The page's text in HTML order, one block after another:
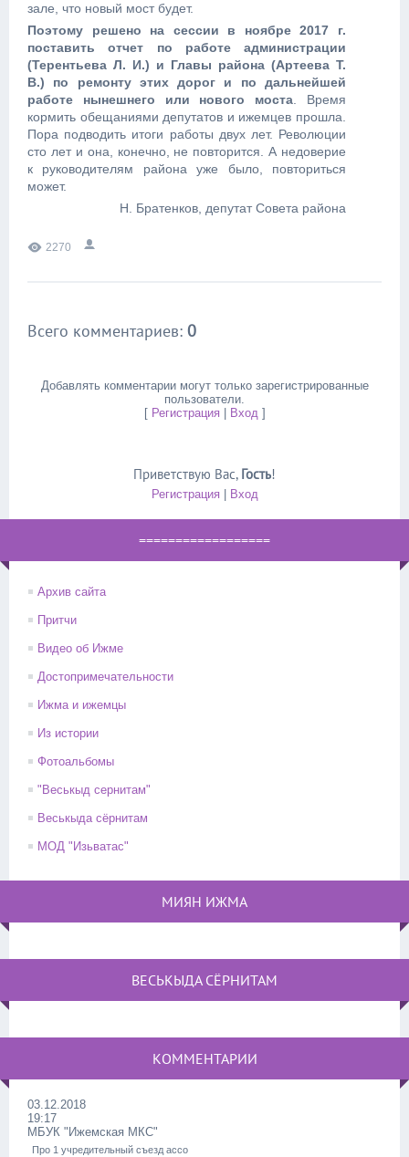
зале, что новый мост будет.
Поэтому решено на сессии в ноябре 2017 г.
поставить отчет по работе администрации
(Терентьева Л. И.) и Главы района (Артеева Т.
В.) по ремонту этих дорог и по дальнейшей
работе нынешнего или нового моста. Время
кормить обещаниями депутатов и ижемцев прошла.
Пора подводить итоги работы двух лет. Революции
сто лет и она, конечно, не повторится. А недоверие
к руководителям района уже было, повториться
может.
Н. Братенков, депутат Совета района
2270
Всего комментариев: 0
Добавлять комментарии могут только зарегистрированные
пользователи.
[ Регистрация| Вход]
Приветствую Вас, Гость!
Регистрация| Вход
==================
Архив сайта
Притчи
Видео об Ижме
Достопримечательности
Ижма и ижемцы
Из истории
Фотоальбомы
"Веськыд сернитам"
Веськыда сёрнитам
МОД "Изьватас"
МИЯН ИЖМА
ВЕСЬКЫДА СЁРНИТАМ
КОММЕНТАРИИ
03.12.2018
19:17
МБУК "Ижемская МКС"
Про 1 учредительный съезд ассо